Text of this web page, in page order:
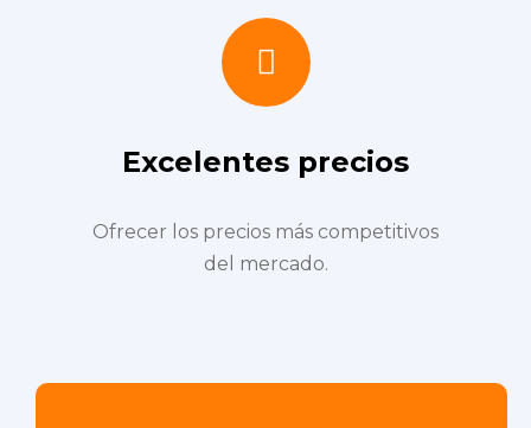
Excelentes precios
Ofrecer los precios más competitivos
del mercado.